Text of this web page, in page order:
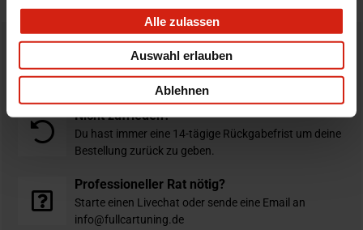
Alle zulassen
Auswahl erlauben
Ablehnen
Bestellt vor 16:00 Uhr
verschickt am selben Tag
Nicht zufrieden?
Du hast immer eine 14-tägige Rückgabefrist um deine
Bestellung zurück zu geben.
Professioneller Rat nötig?
Starte einen Livechat oder sende eine Email an
info@fullcartuning.de